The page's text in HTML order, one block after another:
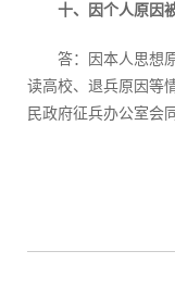
十、因个人原因
答：因本人思想
读高校、退兵原因等
民政府征兵办公室会